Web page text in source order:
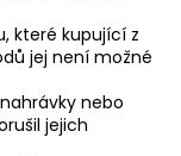
které kupující z
jej není možné
nebo
jejich